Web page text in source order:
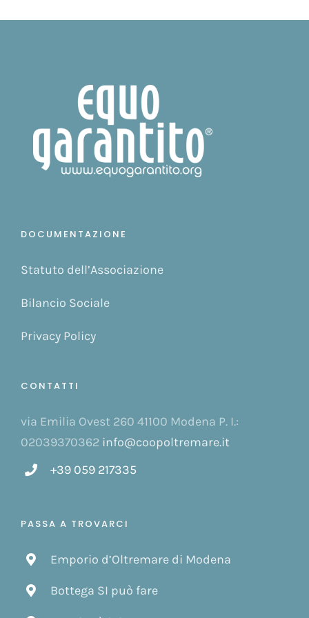
DOCUMENTAZIONE
Statuto dell’Associazione
Bilancio Sociale
Privacy Policy
CONTATTI
via Emilia Ovest 260 41100 Modena P. I.:
02039370362 info@coopoltremare.it
+39 059 217335
PASSA A TROVARCI
Emporio d’Oltremare di Modena
Bottega SI può fare